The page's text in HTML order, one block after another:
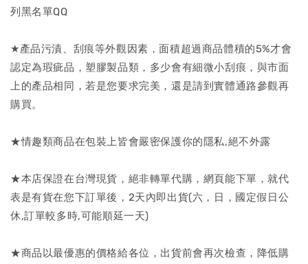
列黑名單QQ
★產品污漬、刮痕等外觀因素，面積超過商品體積的5%才會
認定為瑕疵品，塑膠製品類，多少會有細微小刮痕，與市面
上的產品相同，若是您要求完美，還是請到實體通路參觀再
購買。
★情趣類商品在包裝上皆會嚴密保護你的隱私,絕不外露
★本店保證在台灣現貨，絕非轉單代購，網頁能下單，就代
表是有貨在您下訂單後，2天內即出貨(六，日，國定假日公
休,訂單較多時,可能順延一天)
★商品以最優惠的價格給各位，出貨前會再次檢查，降低購